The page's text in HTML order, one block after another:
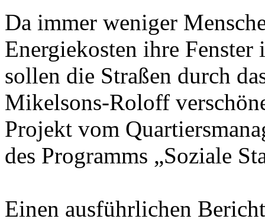
Da immer weniger
Energiekosten ihre
sollen die Straßen durch
Mikelsons-Roloff
Projekt vom
des Programms „Soziale
Einen ausführlichen